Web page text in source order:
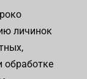
личинок
обработке